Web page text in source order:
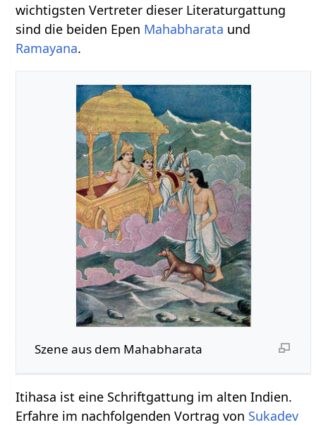
wichtigsten Vertreter dieser Literaturgattung
sind die beiden Epen Mahabharata und
Ramayana.
Szene aus dem Mahabharata
Itihasa ist eine Schriftgattung im alten Indien.
Erfahre im nachfolgenden Vortrag von Sukadev